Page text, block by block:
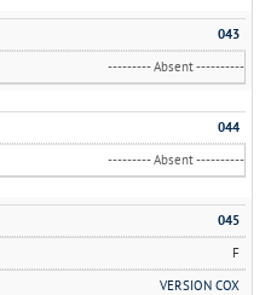
043
--------- Absent ----------
044
--------- Absent ----------
045
F
VERSION COX